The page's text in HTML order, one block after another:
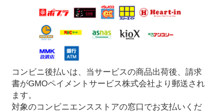
コンビニ後払いは、当サービスの商品出荷後、請求
書がGMOペイメントサービス株式会社より郵送され
ます。
対象のコンビニエンスストアの窓口でお支払いくだ